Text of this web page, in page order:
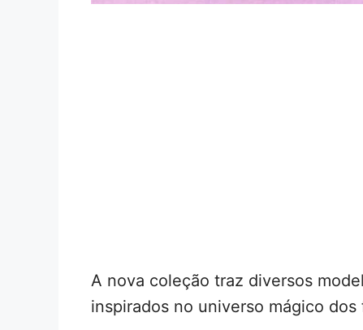
A nova coleção traz diversos
inspirados no universo mágico dos